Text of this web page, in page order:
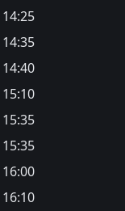
14:25
14:35
14:40
15:10
15:35
15:35
16:00
16:10